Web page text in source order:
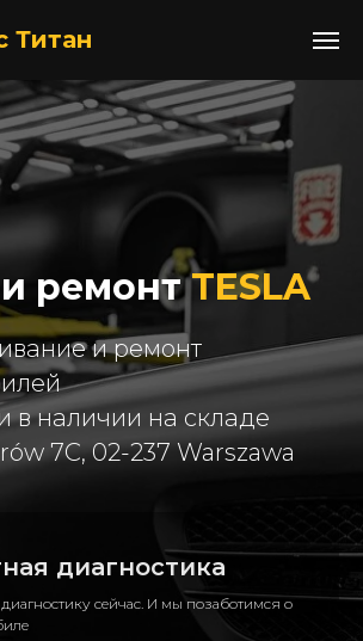
Титан
+48517052105
ремонтTESLA
и ремонт
в наличии на складе
7C, 02-237 Warszawa
диагностика
сейчас. И мы позаботимся о